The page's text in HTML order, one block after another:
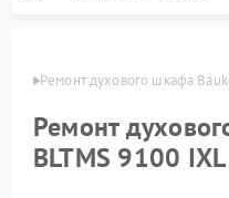
Ремонт духового шкафа
Ремонт
BLTMS 9100